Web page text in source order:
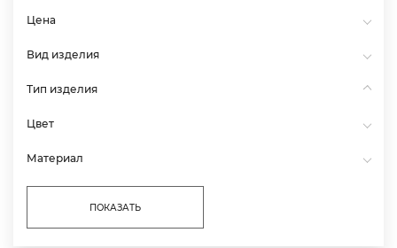
Цена
Вид изделия
Тип изделия
Цвет
Материал
ПОКАЗАТЬ